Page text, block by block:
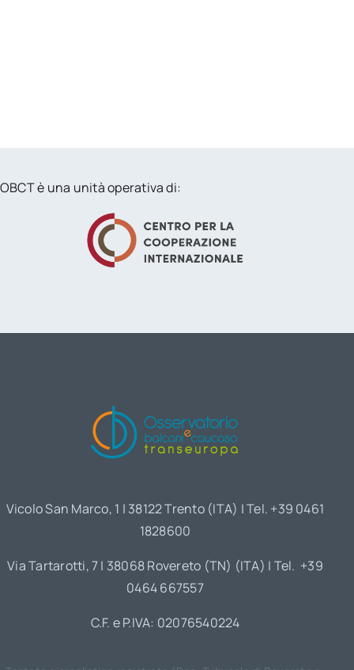
OBCT è una unità operativa di:
Vicolo San Marco, 1 | 38122 Trento (ITA) | Tel. +39 0461
1828600
Via Tartarotti, 7 | 38068 Rovereto (TN) (ITA) | Tel. +39
0464 667557
C.F. e P.IVA: 02076540224